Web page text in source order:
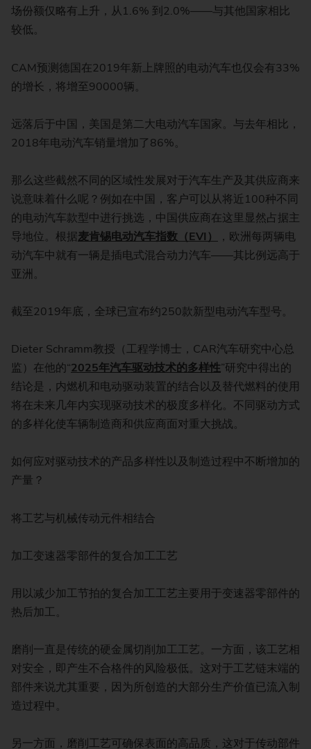
场份额仅略有上升，从1.6% 到2.0%——与其他国家相比
较低。
CAM预测德国在2019年新上牌照的电动汽车也仅会有33%
的增长，将增至90000辆。
远落后于中国，美国是第二大电动汽车国家。与去年相比，
2018年电动汽车销量增加了86%。
那么这些截然不同的区域性发展对于汽车生产及其供应商来
说意味着什么呢？例如在中国，客户可以从将近100种不同
的电动汽车款型中进行挑选，中国供应商在这里显然占据主
导地位。根据麦肯锡电动汽车指数（EVI）
，欧洲每两辆电
动汽车中就有一辆是插电式混合动力汽车——其比例远高于
亚洲。
截至2019年底，全球已宣布约250款新型电动汽车型号。
Dieter Schramm教授（工程学博士，CAR汽车研究中心总
监）在他的“2025年汽车驱动技术的多样性”研究中得出的
结论是，内燃机和电动驱动装置的结合以及替代燃料的使用
将在未来几年内实现驱动技术的极度多样化。不同驱动方式
的多样化使车辆制造商和供应商面对重大挑战。
如何应对驱动技术的产品多样性以及制造过程中不断增加的
产量？
将工艺与机械传动元件相结合
加工变速器零部件的复合加工工艺
用以减少加工节拍的复合加工工艺主要用于变速器零部件的
热后加工。
磨削一直是传统的硬金属切削加工工艺。一方面，该工艺相
对安全，即产生不合格件的风险极低。这对于工艺链末端的
部件来说尤其重要，因为所创造的大部分生产价值已流入制
造过程中。
另一方面，磨削工艺可确保表面的高品质，这对于传动部件